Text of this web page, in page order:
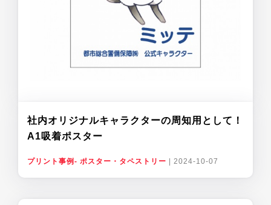
社内オリジナルキャラクターの周知用として！
A1吸着ポスター
プリント事例- ポスター・タペストリー 2024-10-07